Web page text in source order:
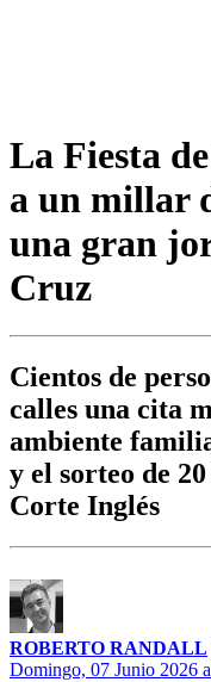
La Fiesta
a un millar
una gran
Cruz
Cientos de
calles una cita
ambiente
y el sorteo de
Corte Inglés
ROBERTO RANDALL
Domingo, 07 Junio 2026